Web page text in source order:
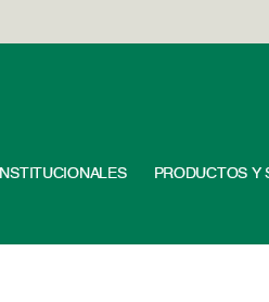
INSTITUCIONALES PRODUCTOS Y